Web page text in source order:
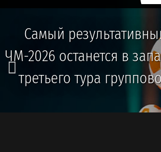
Самый
ЧМ-2026 останется в
третьего тура